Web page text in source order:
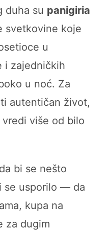
duha su panigiria
svetkovine koje
u
i zajedničkih
u noć. Za
autentičan život,
više od bilo
bi se nešto
se usporilo — da
kupa na
za dugim